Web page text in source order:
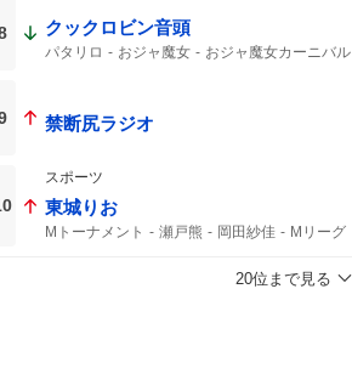
クックロビン音頭
パタリロ おジャ魔女
おジャ魔女カーニバル
禁断尻ラジオ
スポーツ
東城りお
Mトーナメント 瀬戸熊 岡田紗佳
Mリーグ
20位まで見る